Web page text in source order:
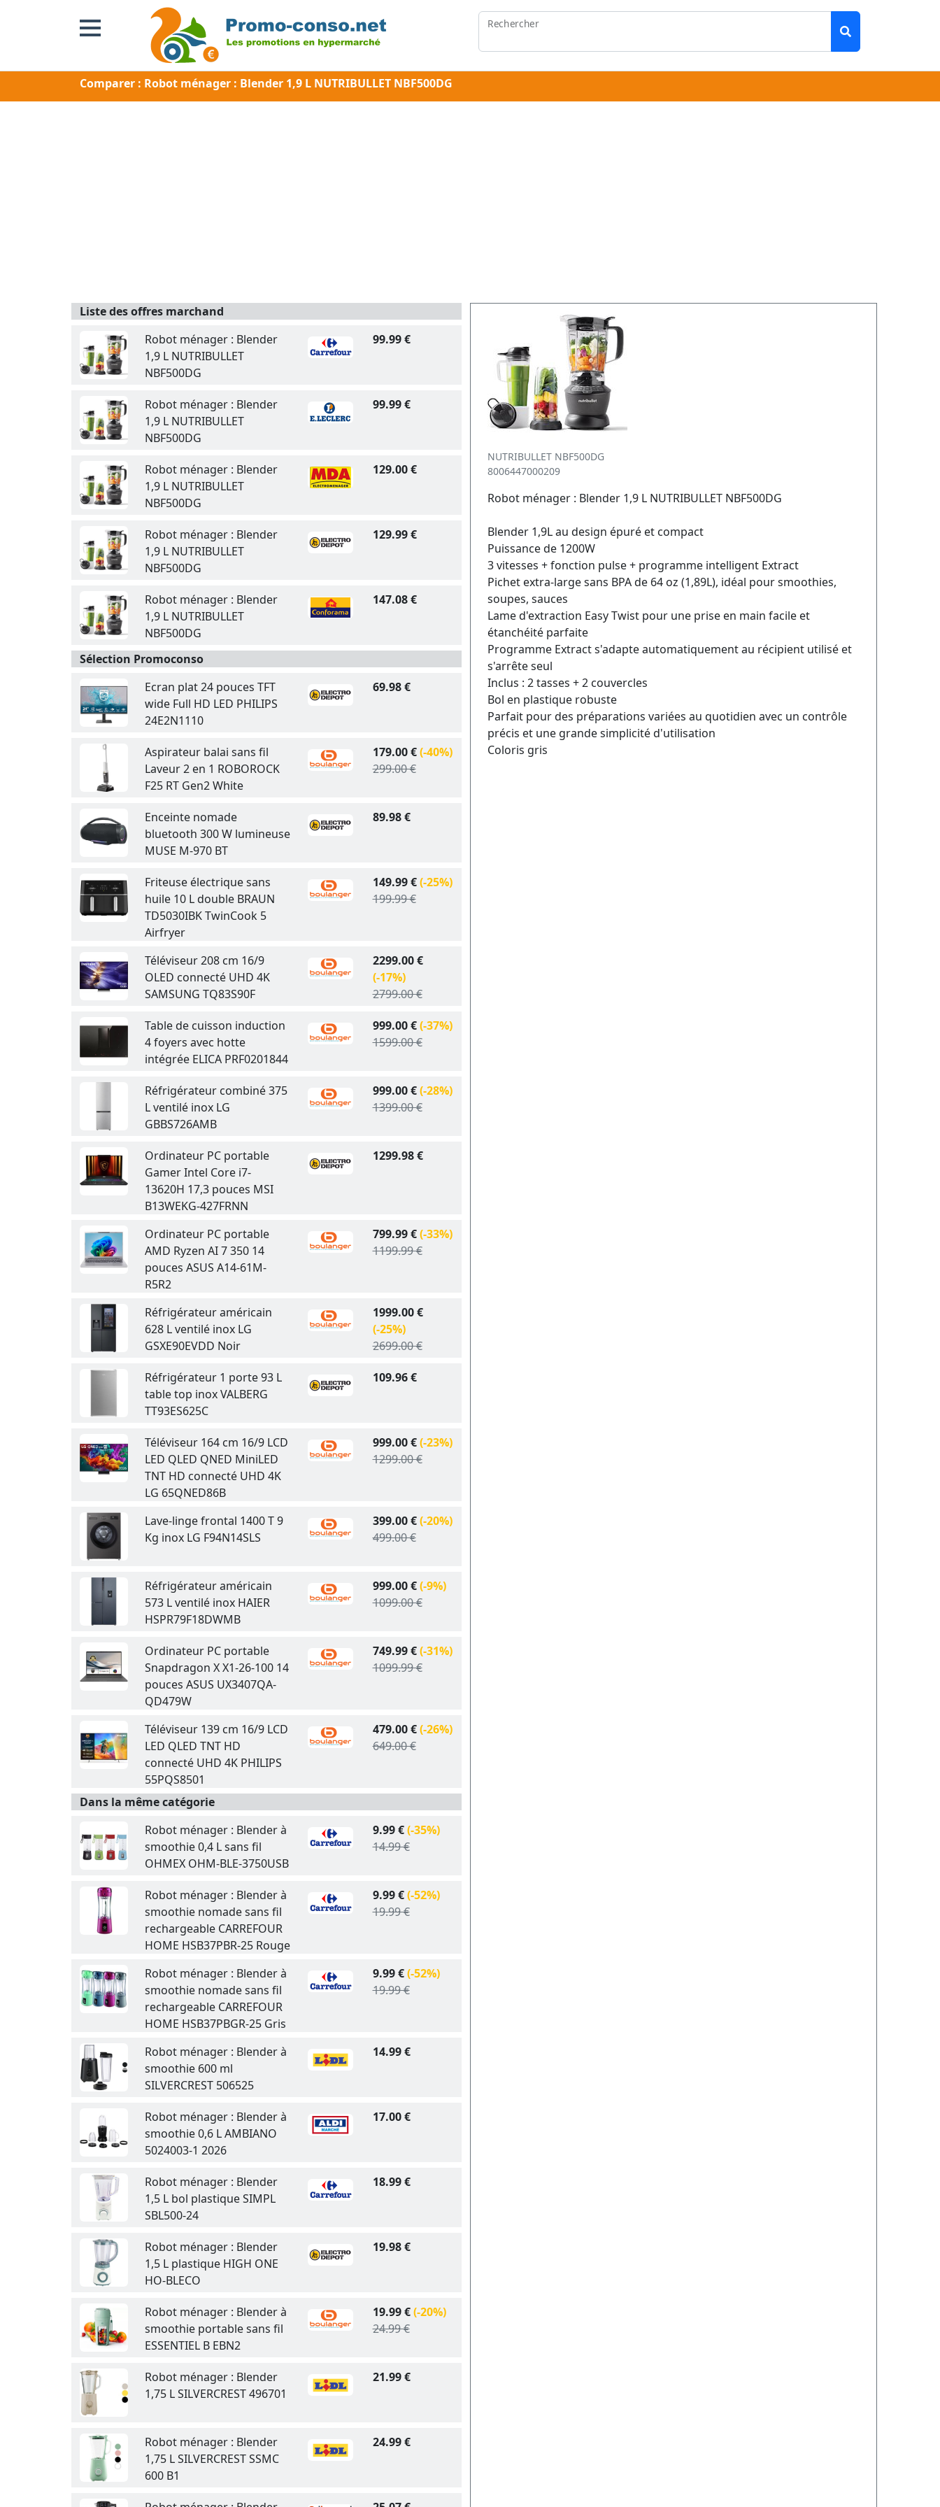
Rechercher
Comparer : Robot ménager : Blender 1,9 L NUTRIBULLET NBF500DG
Liste des offres marchand
Robot ménager : Blender
1,9 L NUTRIBULLET
NBF500DG
99.99 €
Robot ménager : Blender
1,9 L NUTRIBULLET
NBF500DG
99.99 €
Robot ménager : Blender
1,9 L NUTRIBULLET
NBF500DG
129.00 €
Robot ménager : Blender
1,9 L NUTRIBULLET
NBF500DG
129.99 €
Robot ménager : Blender
1,9 L NUTRIBULLET
NBF500DG
147.08 €
Sélection Promoconso
Ecran plat 24 pouces TFT
wide Full HD LED PHILIPS
24E2N1110
69.98 €
Aspirateur balai sans fil
Laveur 2 en 1 ROBOROCK
F25 RT Gen2 White
179.00 €(-40%)
299.00 €
Enceinte nomade
bluetooth 300 W lumineuse
MUSE M-970 BT
89.98 €
Friteuse électrique sans
huile 10 L double BRAUN
TD5030IBK TwinCook 5
Airfryer
149.99 €(-25%)
199.99 €
Téléviseur 208 cm 16/9
OLED connecté UHD 4K
SAMSUNG TQ83S90F
2299.00 €
(-17%)
2799.00 €
Table de cuisson induction
4 foyers avec hotte
intégrée ELICA PRF0201844
999.00 €(-37%)
1599.00 €
Réfrigérateur combiné 375
L ventilé inox LG
GBBS726AMB
999.00 €(-28%)
1399.00 €
Ordinateur PC portable
Gamer Intel Core i7-
13620H 17,3 pouces MSI
B13WEKG-427FRNN
1299.98 €
Ordinateur PC portable
AMD Ryzen AI 7 350 14
pouces ASUS A14-61M-
R5R2
799.99 €(-33%)
1199.99 €
Réfrigérateur américain
628 L ventilé inox LG
GSXE90EVDD Noir
1999.00 €
(-25%)
2699.00 €
Réfrigérateur 1 porte 93 L
table top inox VALBERG
TT93ES625C
109.96 €
Téléviseur 164 cm 16/9 LCD
LED QLED QNED MiniLED
TNT HD connecté UHD 4K
LG 65QNED86B
999.00 €(-23%)
1299.00 €
Lave-linge frontal 1400 T 9
Kg inox LG F94N14SLS
399.00 €(-20%)
499.00 €
Réfrigérateur américain
573 L ventilé inox HAIER
HSPR79F18DWMB
999.00 €(-9%)
1099.00 €
Ordinateur PC portable
Snapdragon X X1-26-100 14
pouces ASUS UX3407QA-
QD479W
749.99 €(-31%)
1099.99 €
Téléviseur 139 cm 16/9 LCD
LED QLED TNT HD
connecté UHD 4K PHILIPS
55PQS8501
479.00 €(-26%)
649.00 €
Dans la même catégorie
Robot ménager : Blender à
smoothie 0,4 L sans fil
OHMEX OHM-BLE-3750USB
9.99 €(-35%)
14.99 €
Robot ménager : Blender à
smoothie nomade sans fil
rechargeable CARREFOUR
HOME HSB37PBR-25 Rouge
9.99 €(-52%)
19.99 €
Robot ménager : Blender à
smoothie nomade sans fil
rechargeable CARREFOUR
HOME HSB37PBGR-25 Gris
9.99 €(-52%)
19.99 €
Robot ménager : Blender à
smoothie 600 ml
SILVERCREST 506525
14.99 €
Robot ménager : Blender à
smoothie 0,6 L AMBIANO
5024003-1 2026
17.00 €
Robot ménager : Blender
1,5 L bol plastique SIMPL
SBL500-24
18.99 €
Robot ménager : Blender
1,5 L plastique HIGH ONE
HO-BLECO
19.98 €
Robot ménager : Blender à
smoothie portable sans fil
ESSENTIEL B EBN2
19.99 €(-20%)
24.99 €
Robot ménager : Blender
1,75 L SILVERCREST 496701
21.99 €
Robot ménager : Blender
1,75 L SILVERCREST SSMC
600 B1
24.99 €
NUTRIBULLET NBF500DG
8006447000209
Robot ménager : Blender 1,9 L NUTRIBULLET NBF500DG
Blender 1,9L au design épuré et compact
Puissance de 1200W
3 vitesses + fonction pulse + programme intelligent Extract
Pichet extra-large sans BPA de 64 oz (1,89L), idéal pour smoothies,
soupes, sauces
Lame d'extraction Easy Twist pour une prise en main facile et
étanchéité parfaite
Programme Extract s'adapte automatiquement au récipient utilisé et
s'arrête seul
Inclus : 2 tasses + 2 couvercles
Bol en plastique robuste
Parfait pour des préparations variées au quotidien avec un contrôle
précis et une grande simplicité d'utilisation
Coloris gris